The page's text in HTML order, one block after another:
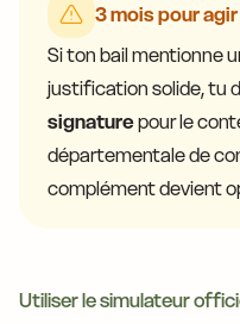
3 mois pour agir
Si ton bail mentionne
justification solide, tu
signaturepour le
départementale de
complément devient
Utiliser le simulateur